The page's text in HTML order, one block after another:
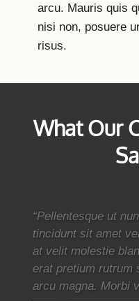
arcu. Mauris quis quam imperdiet, laoreet
nisi non, posuere
risus.
What Our
“Pellentesque ut nunc sit amet mi
tincidunt sit amet
at velit molestie blandit. In a justo sit amet
erat pretium rutrum
arcu